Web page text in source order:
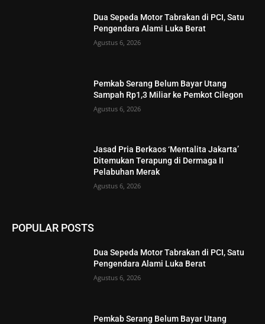
Dua Sepeda Motor Tabrakan di PCI, Satu
Pengendara Alami Luka Berat
Agustus 6, 2026
Pemkab Serang Belum Bayar Utang
Sampah Rp1,3 Miliar ke Pemkot Cilegon
Agustus 6, 2026
Jasad Pria Berkaos ‘Mentalita Jakarta’
Ditemukan Terapung di Dermaga II
Pelabuhan Merak
Agustus 6, 2026
POPULAR POSTS
Dua Sepeda Motor Tabrakan di PCI, Satu
Pengendara Alami Luka Berat
Agustus 6, 2026
Pemkab Serang Belum Bayar Utang